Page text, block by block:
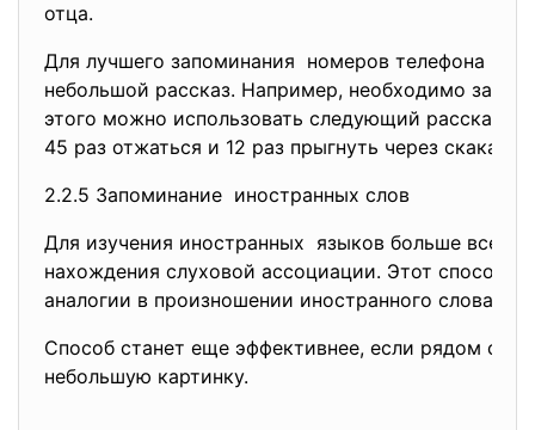
отца.
Для лучшего запоминания номеров телефона
небольшой рассказ. Например, необходимо
этого можно использовать следующий рассказ:
45 раз отжаться и 12 раз прыгнуть через скакалку.
2.2.5 Запоминание иностранных слов
Для изучения иностранных языков больше всего
нахождения слуховой ассоциации. Этот способ
аналогии в произношении иностранного слова
Способ станет еще эффективнее, если рядом со
небольшую картинку.